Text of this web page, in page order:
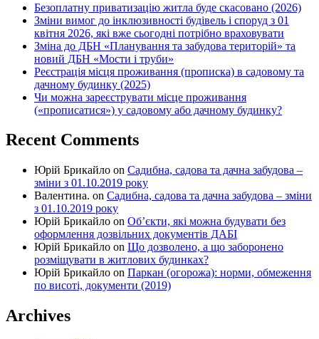
Безоплатну приватизацію житла буде скасовано (2026)
Зміни вимог до інклюзивності будівель і споруд з 01
квітня 2026, які вже сьогодні потрібно враховувати
Зміна до ДБН «Планування та забудова територій» та
новий ДБН «Мости і труби»
Реєстрація місця проживання (прописка) в садовому та
дачному будинку (2025)
Чи можна зареєструвати місце проживання
(«прописатися») у садовому або дачному будинку?
Recent Comments
Юрій Брикайло on Садибна, садова та дачна забудова –
зміни з 01.10.2019 року
Валентина. on Садибна, садова та дачна забудова – зміни
з 01.10.2019 року
Юрій Брикайло on Об’єкти, які можна будувати без
оформлення дозвільних документів ДАБІ
Юрій Брикайло on Що дозволено, а що заборонено
розміщувати в житлових будинках?
Юрій Брикайло on Паркан (огорожа): норми, обмеження
по висоті, документи (2019)
Archives